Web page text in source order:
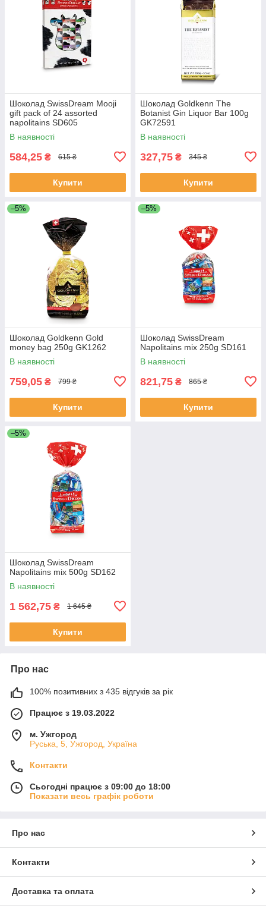
Шоколад SwissDream Mooji
gift pack of 24 assorted
napolitains SD605
В наявності
584,25 ₴ 615 ₴
Купити
Шоколад Goldkenn The
Botanist Gin Liquor Bar 100g
GK72591
В наявності
327,75 ₴ 345 ₴
Купити
–5%
Шоколад Goldkenn Gold
money bag 250g GK1262
В наявності
759,05 ₴ 799 ₴
Купити
–5%
Шоколад SwissDream
Napolitains mix 250g SD161
В наявності
821,75 ₴ 865 ₴
Купити
–5%
Шоколад SwissDream
Napolitains mix 500g SD162
В наявності
1 562,75 ₴ 1 645 ₴
Купити
Про нас
100% позитивних з 435 відгуків за рік
Працює з 19.03.2022
м. Ужгород
Руська, 5, Ужгород, Україна
Контакти
Сьогодні працює з 09:00 до 18:00
Показати весь графік роботи
Про нас
Контакти
Доставка та оплата